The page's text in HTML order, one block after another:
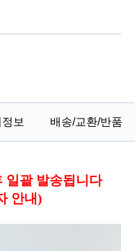
보 배송/교환/반품
일괄 발송됩니다
안내)